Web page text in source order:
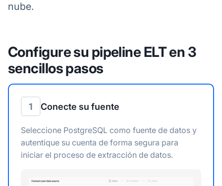
nube.
Configure su pipeline ELT en 3
sencillos pasos
1 Conecte su fuente
Seleccione PostgreSQL como fuente de datos y
autentique su cuenta de forma segura para
iniciar el proceso de extracción de datos.